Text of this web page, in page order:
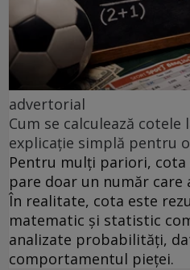
advertorial
Cum se calculează
explicație simplă pentru
Pentru mulți pariori, cota
pare doar un număr
În realitate, cota este
matematic și statistic
analizate probabilități,
comportamentul pieței.